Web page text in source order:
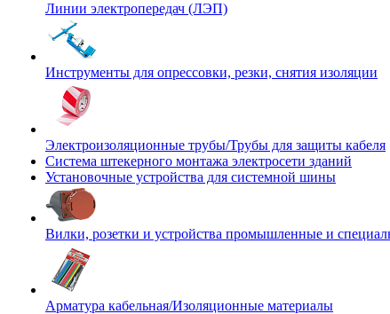
Линии электропередач (ЛЭП)
Инструменты для опрессовки, резки, снятия изоляции
Электроизоляционные трубы/Трубы для защиты кабеля
Система штекерного монтажа электросети зданий
Установочные устройства для системной шины
Вилки, розетки и устройства промышленные и
Арматура кабельная/Изоляционные материалы